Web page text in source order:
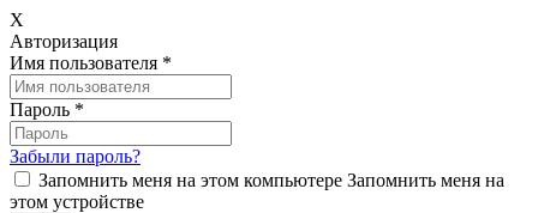
X
Авторизация
Имя пользователя *
Пароль *
Забыли пароль?
Запомнить меня на этом компьютере Запомнить меня на
этом устройстве